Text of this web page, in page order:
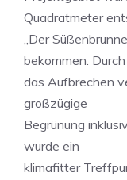
Quadratmeter
„Der
bekommen. Durch
das Aufbrechen
großzügige
Begrünung
wurde ein
klimafitter